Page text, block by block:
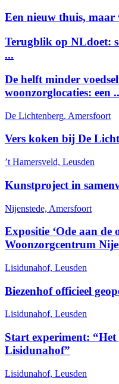
Een nieuw thuis,
Terugblik op NLdoet:
...
De helft minder
woonzorglocaties: een
De Lichtenberg, Amersfoort
Vers koken bij De
’t Hamersveld, Leusden
Kunstproject in
Nijenstede, Amersfoort
Expositie ‘Ode aan de
Woonzorgcentrum
Lisidunahof, Leusden
Biezenhof officieel
Lisidunahof, Leusden
Start experiment: “Het
Lisidunahof”
Lisidunahof, Leusden